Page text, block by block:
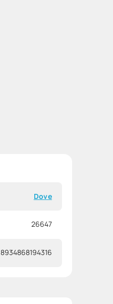
Dove
26647
8934868194316